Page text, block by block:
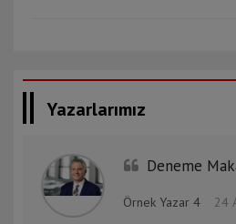
Yazarlarımız
Deneme
Örnek Yazar 4 24